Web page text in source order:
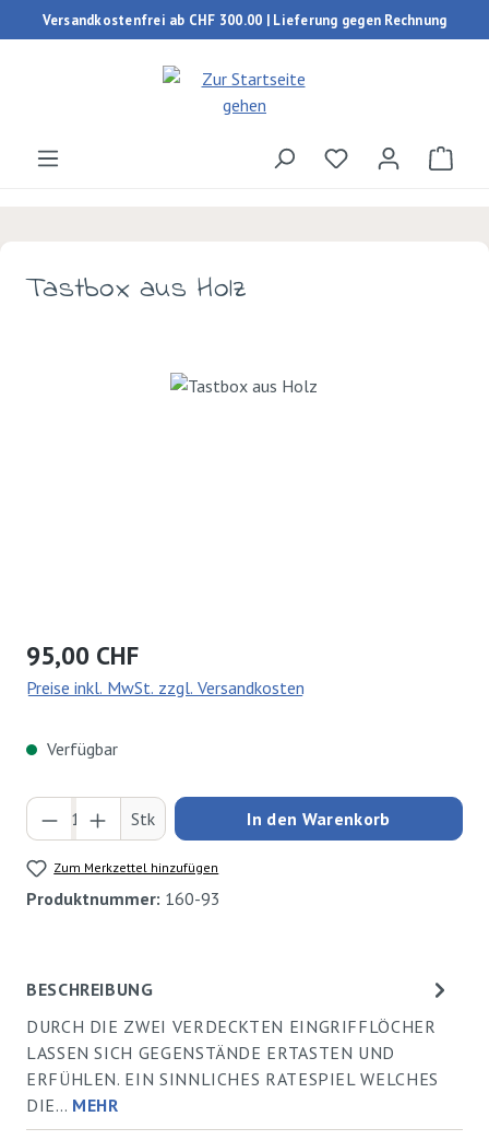
Zum Hauptinhalt springen
Versandkostenfrei ab CHF 300.00 | Lieferung gegen Rechnung
Du hast 0
Tastbox aus Holz
Bildergalerie überspringen
Regulärer Preis:
95,00 CHF
Preise inkl. MwSt. zzgl. Versandkosten
Verfügbar
Produkt Anzahl: Gib den gewünschten Wert
Stk In den Warenkorb
Zum Merkzettel hinzufügen
Produktnummer: 160-93
BESCHREIBUNG
DURCH DIE ZWEI VERDECKTEN EINGRIFFLÖCHER
LASSEN SICH GEGENSTÄNDE ERTASTEN UND
ERFÜHLEN. EIN SINNLICHES RATESPIEL WELCHES
DIE… MEHR